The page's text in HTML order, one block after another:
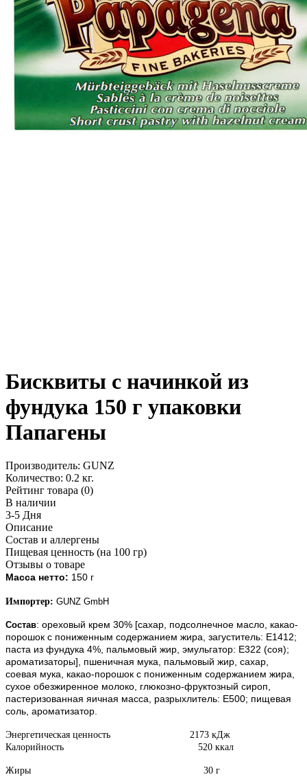
Бисквиты с начинкой из
фундука 150 г упаковки
Папагены
Производитель: GUNZ
Количество: 0.2 кг.
Рейтинг товара (0)
В наличии
3-5 Дня
Описание
Состав и аллергены
Пищевая ценность (на 100 гр)
Отзывы о товаре
Масса нетто: 150 г
Импортер: GUNZ GmbH
Состав: ореховый крем 30% [сахар, подсолнечное масло, какао-
порошок с пониженным содержанием жира, загуститель: Е1412;
паста из фундука 4%, пальмовый жир, эмульгатор: Е322 (соя);
ароматизаторы], пшеничная мука, пальмовый жир, сахар,
соевая мука, какао-порошок с пониженным содержанием жира,
сухое обезжиренное молоко, глюкозно-фруктозный сироп,
пастеризованная яичная масса, разрыхлитель: Е500; пищевая
соль, ароматизатор.
Энергетическая ценность 2173 кДж
Калорийность 520 ккал
Жиры 30 г